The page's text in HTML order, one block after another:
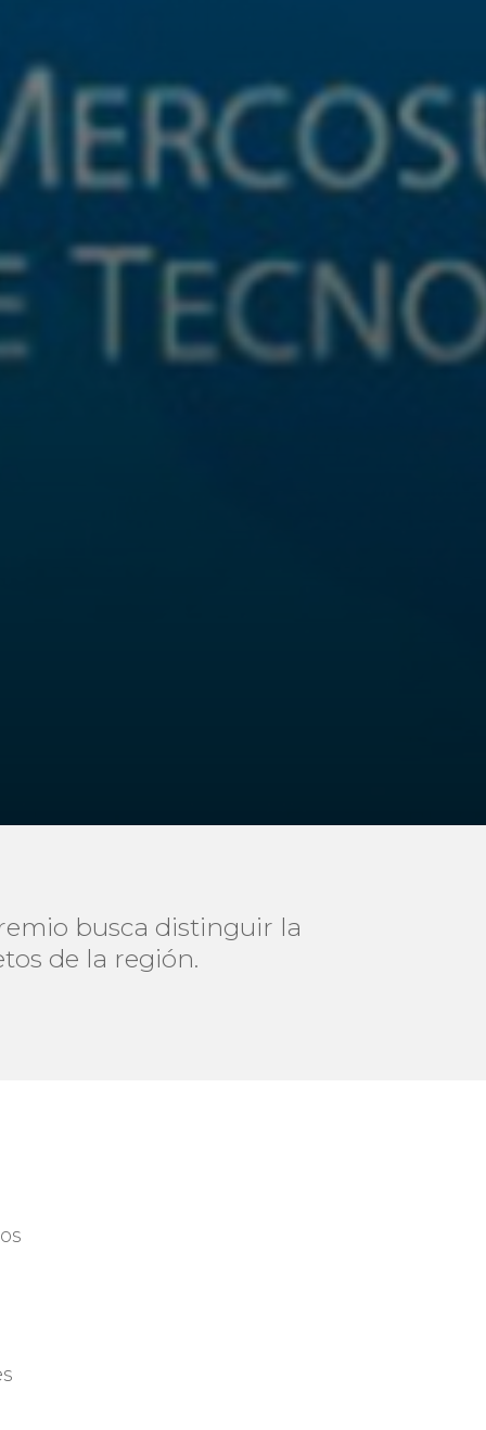
busca distinguir la
de la región.